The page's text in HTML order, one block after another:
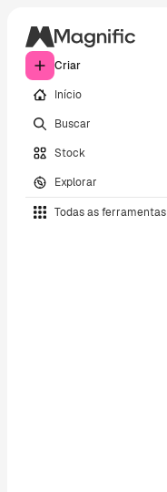
Criar
Início
Buscar
Stock
Explorar
Todas as ferramentas